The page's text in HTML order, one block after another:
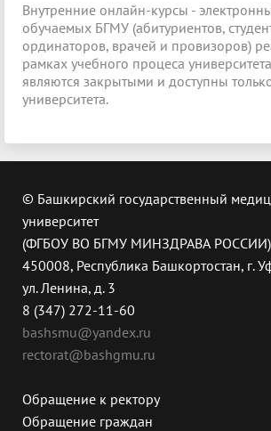
Внутренние онлайн-курсы -
обучаемых БГМУ (абитуриентов,
ординаторов, врачей и провизоров)
рамках учебного процеса
являются закрытыми и доступны
университета.
© Башкирский государственный
университет
(ФГБОУ ВО БГМУ МИНЗДРАВА РОССИИ)
450008, Республика Башкортостан, г.
ул. Ленина, д. 3
8 (347) 272-11-60
bashsmu@yandex.ru
rectorat@bashgmu.ru
Обращение к ректору
Обращение граждан